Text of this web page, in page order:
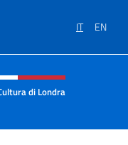
IT EN
e menù
di Londra